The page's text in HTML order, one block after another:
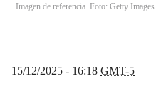
Imagen de referencia. Foto: Getty Images
15/12/2025 - 16:18 GMT-5